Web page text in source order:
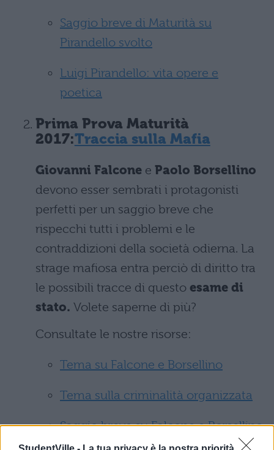
Saggio breve di Maturità su
Pirandello svolto
Luigi Pirandello: vita opere e
poetica
Prima Prova Maturità
2017:Traccia sulla Mafia
Giovanni Falcone e Paolo Borsellino
devono esser sembrati i protagonisti
perfetti per un saggio breve che
rispecchi tutti i problemi e le
contraddizioni della società odierna. La
strage mafiosa entra perciò di diritto tra
le possibili tracce di questo esame di
stato. Volete saperne di più?
Consultate le nostre risorse:
Tema su Falcone e Borsellino
Tema sulla criminalità organizzata
Saggio breve su Falcone e Borsellino
Prima Prova 2017